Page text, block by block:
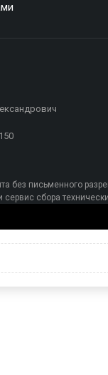
без письменного
сервис сбора